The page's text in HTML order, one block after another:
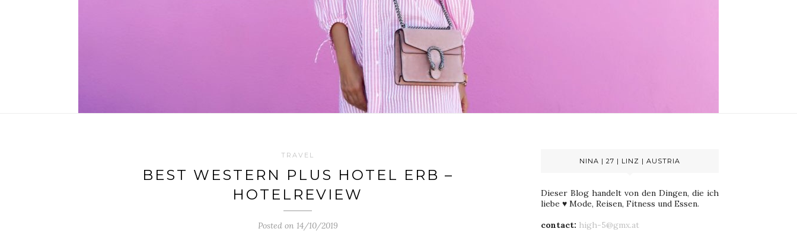
TRAVEL
BEST WESTERN PLUS HOTEL ERB –
HOTELREVIEW
Posted on 14/10/2019
NINA | 27 | LINZ | AUSTRIA
Dieser Blog handelt von den Dingen, die ich
liebe ♥ Mode, Reisen, Fitness und Essen.
contact: high-5@gmx.at